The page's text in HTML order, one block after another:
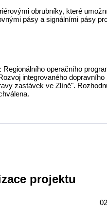
obrubníky, které
pásy a signálními pásy
operačního
integrovaného
zastávek ve Zlíně".
projektu